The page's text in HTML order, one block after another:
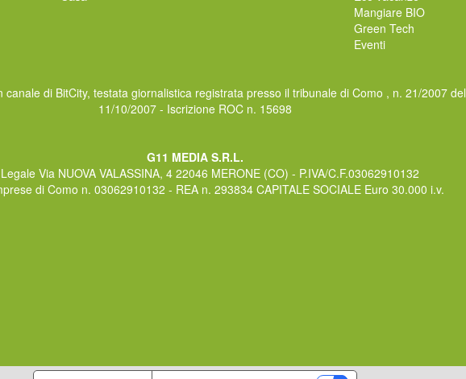
Mangiare BIO
Green Tech
Eventi
canale di BitCity, testata giornalistica registrata presso il tribunale di Como , n. 21/2007 del
11/10/2007 - Iscrizione ROC n. 15698
G11 MEDIA S.R.L.
Via NUOVA VALASSINA, 4 22046 MERONE (CO) - P.IVA/C.F.03062910132
di Como n. 03062910132 - REA n. 293834 CAPITALE SOCIALE Euro 30.000 i.v.